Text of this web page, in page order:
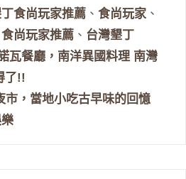
食尚玩家推薦 、 食尚玩家 、
食尚玩家推薦 、 台灣墾丁
瓦餐廳，南洋異國料理 南灣
了!!
市，當地小吃古早味的回憶